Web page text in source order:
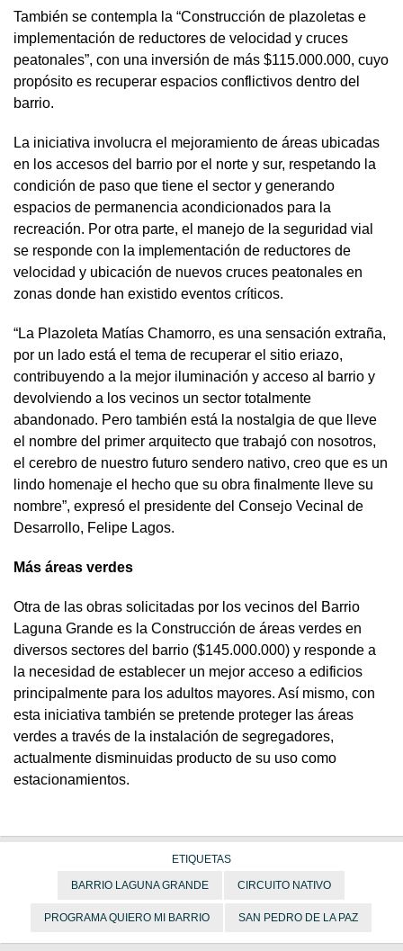
También se contempla la “Construcción de plazoletas e
implementación de reductores de velocidad y cruces
peatonales”, con una inversión de más $115.000.000, cuyo
propósito es recuperar espacios conflictivos dentro del
barrio.
La iniciativa involucra el mejoramiento de áreas ubicadas
en los accesos del barrio por el norte y sur, respetando la
condición de paso que tiene el sector y generando
espacios de permanencia acondicionados para la
recreación. Por otra parte, el manejo de la seguridad vial
se responde con la implementación de reductores de
velocidad y ubicación de nuevos cruces peatonales en
zonas donde han existido eventos críticos.
“La Plazoleta Matías Chamorro, es una sensación extraña,
por un lado está el tema de recuperar el sitio eriazo,
contribuyendo a la mejor iluminación y acceso al barrio y
devolviendo a los vecinos un sector totalmente
abandonado. Pero también está la nostalgia de que lleve
el nombre del primer arquitecto que trabajó con nosotros,
el cerebro de nuestro futuro sendero nativo, creo que es un
lindo homenaje el hecho que su obra finalmente lleve su
nombre”, expresó el presidente del Consejo Vecinal de
Desarrollo, Felipe Lagos.
Más áreas verdes
Otra de las obras solicitadas por los vecinos del Barrio
Laguna Grande es la Construcción de áreas verdes en
diversos sectores del barrio ($145.000.000) y responde a
la necesidad de establecer un mejor acceso a edificios
principalmente para los adultos mayores. Así mismo, con
esta iniciativa también se pretende proteger las áreas
verdes a través de la instalación de segregadores,
actualmente disminuidas producto de su uso como
estacionamientos.
ETIQUETAS
BARRIO LAGUNA GRANDE CIRCUITO NATIVO
PROGRAMA QUIERO MI BARRIO SAN PEDRO DE LA PAZ